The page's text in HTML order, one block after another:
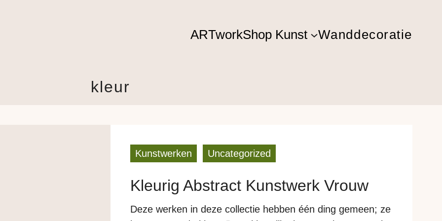
ARTworkShop Kunst Wanddecoratie
kleur
Kunstwerken Uncategorized
Kleurig Abstract Kunstwerk Vrouw
Deze werken in deze collectie hebben één ding gemeen; ze